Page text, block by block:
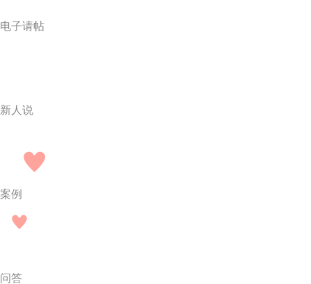
电子请帖
新人说
案例
问答